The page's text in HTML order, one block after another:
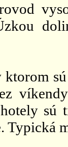
ktorom
sú
Typická